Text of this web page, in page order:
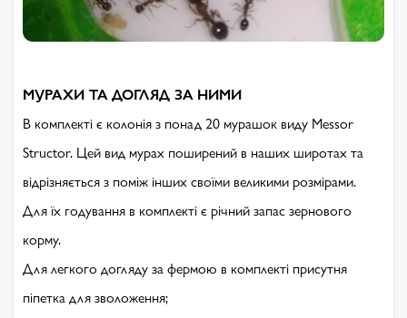
МУРАХИ ТА ДОГЛЯД ЗА НИМИ
В комплекті є колонія з понад 20 мурашок виду Messor
Structor. Цей вид мурах поширений в наших широтах та
відрізняється з поміж інших своїми великими розмірами.
Для їх годування в комплекті є річний запас зернового
корму.
Для легкого догляду за фермою в комплекті присутня
піпетка для зволоження;